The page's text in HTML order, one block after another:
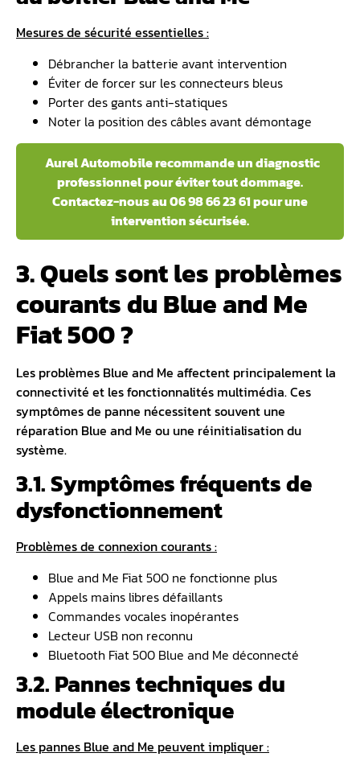
Mesures de sécurité essentielles :
Débrancher la batterie avant intervention
Éviter de forcer sur les connecteurs bleus
Porter des gants anti-statiques
Noter la position des câbles avant démontage
Aurel Automobile recommande un diagnostic
professionnel pour éviter tout dommage.
Contactez-nous au 06 98 66 23 61 pour une
intervention sécurisée.
3. Quels sont les problèmes
courants du Blue and Me
Fiat 500 ?
Les problèmes Blue and Me affectent principalement la
connectivité et les fonctionnalités multimédia. Ces
symptômes de panne nécessitent souvent une
réparation Blue and Me ou une réinitialisation du
système.
3.1. Symptômes fréquents de
dysfonctionnement
Problèmes de connexion courants :
Blue and Me Fiat 500 ne fonctionne plus
Appels mains libres défaillants
Commandes vocales inopérantes
Lecteur USB non reconnu
Bluetooth Fiat 500 Blue and Me déconnecté
3.2. Pannes techniques du
module électronique
Les pannes Blue and Me peuvent impliquer :